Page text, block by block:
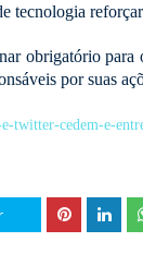
tecnologia
obrigatório
​​por suas
twitter-cedem-e-